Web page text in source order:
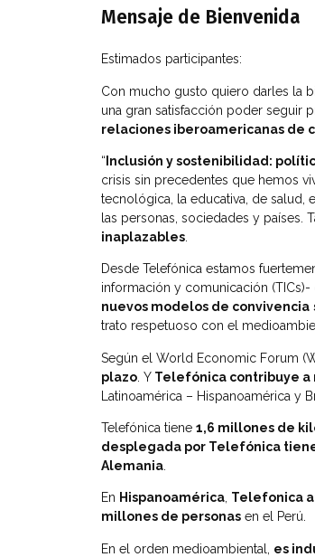
Mensaje de Bienvenida
Estimados participantes:
Con mucho gusto quiero darles la
una gran satisfacción poder seguir
relaciones iberoamericanas de
“ Inclusión y sostenibilidad:
crisis sin precedentes que hemos
tecnológica, la educativa, de salud,
las personas, sociedades y países.
inaplazables
Desde Telefónica estamos
información y comunicación (TICs)-
nuevos modelos de convivencia
trato respetuoso con el
Según el World Economic Forum
plazo . Y Telefónica contribuye
Latinoamérica – Hispanoamérica y
Telefónica tiene 1,6 millones de
desplegada por Telefónica
Alemania
En Hispanoamérica, Telefonica
millones de personas en el Perú.
En el orden medioambiental, es